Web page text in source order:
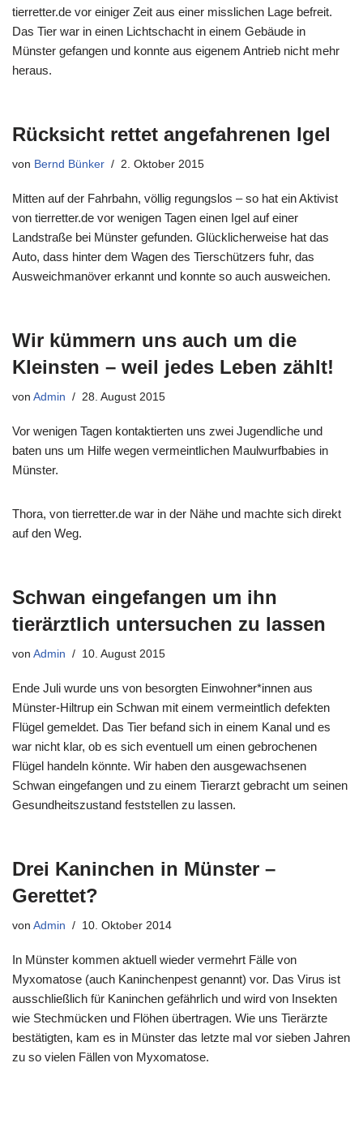
tierretter.de vor einiger Zeit aus einer misslichen Lage befreit.
Das Tier war in einen Lichtschacht in einem Gebäude in
Münster gefangen und konnte aus eigenem Antrieb nicht mehr
heraus.
Rücksicht rettet angefahrenen Igel
von Bernd Bünker 2. Oktober 2015
Mitten auf der Fahrbahn, völlig regungslos – so hat ein Aktivist
von tierretter.de vor wenigen Tagen einen Igel auf einer
Landstraße bei Münster gefunden. Glücklicherweise hat das
Auto, dass hinter dem Wagen des Tierschützers fuhr, das
Ausweichmanöver erkannt und konnte so auch ausweichen.
Wir kümmern uns auch um die
Kleinsten – weil jedes Leben zählt!
von Admin 28. August 2015
Vor wenigen Tagen kontaktierten uns zwei Jugendliche und
baten uns um Hilfe wegen vermeintlichen Maulwurfbabies in
Münster.
Thora, von tierretter.de war in der Nähe und machte sich direkt
auf den Weg.
Schwan eingefangen um ihn
tierärztlich untersuchen zu lassen
von Admin 10. August 2015
Ende Juli wurde uns von besorgten Einwohner*innen aus
Münster-Hiltrup ein Schwan mit einem vermeintlich defekten
Flügel gemeldet. Das Tier befand sich in einem Kanal und es
war nicht klar, ob es sich eventuell um einen gebrochenen
Flügel handeln könnte. Wir haben den ausgewachsenen
Schwan eingefangen und zu einem Tierarzt gebracht um seinen
Gesundheitszustand feststellen zu lassen.
Drei Kaninchen in Münster –
Gerettet?
von Admin 10. Oktober 2014
In Münster kommen aktuell wieder vermehrt Fälle von
Myxomatose (auch Kaninchenpest genannt) vor. Das Virus ist
ausschließlich für Kaninchen gefährlich und wird von Insekten
wie Stechmücken und Flöhen übertragen. Wie uns Tierärzte
bestätigten, kam es in Münster das letzte mal vor sieben Jahren
zu so vielen Fällen von Myxomatose.